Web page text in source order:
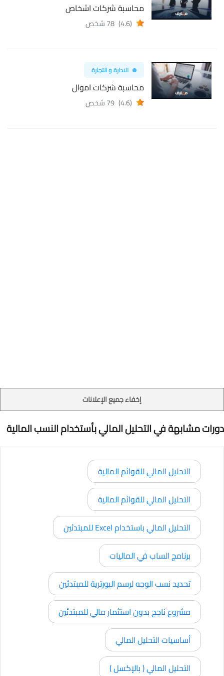
محاسبة شركات اشخاص
(4.6) 78 شخص
الادارة و التجارة
محاسبة شركات اموال
(4.6) 79 شخص
إخفاء جميع الإعلانات
دورات مشابهة في التحليل المالي بأستخدام النسب المالية
التحليل المالي للقوائم المالية
التحليل المالي للقوائم المالية
التحليل المالي باستخدام Excel للمبتدئين
برنامج الساب في الماليات
تحديد نسب الوجه لرسم البورترية للمبتدئين
مشروع ناجح بدون استثمار مالي للمبتدئين
أساسيات التحليل المالي
التحليل المالي ( بالإكسل )